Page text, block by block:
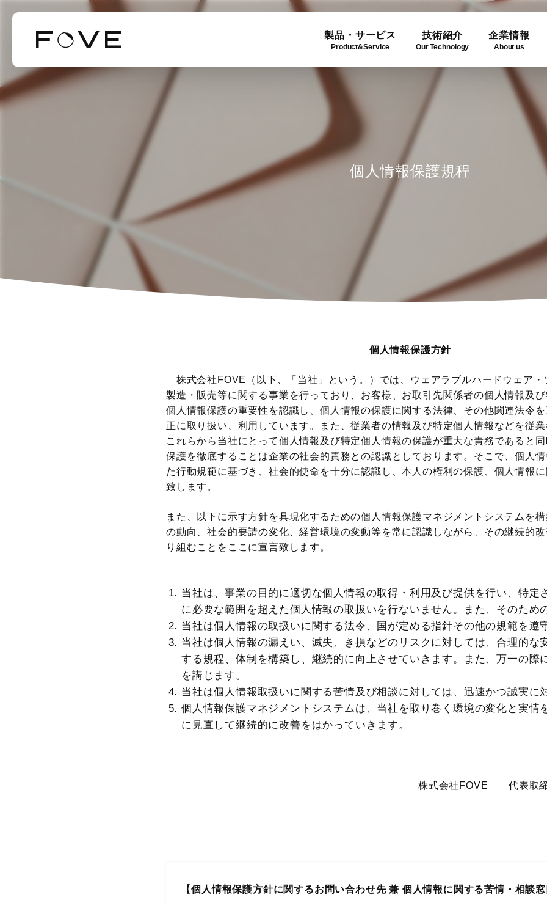
製品・サービス
Product&Service
技術紹介
Our Technology
企業情報
About us
事業紹介
Product Lineup
技術紹介 利用事
ミッション・バリュー 企業概
個人情報保護規程
個人情報保護方針
株式会社FOVE（以下、「当社」という。）では、ウェアラブルハードウェア・
製造・販売等に関する事業を行っており、お客様、お取引先関係者の個人情報及
個人情報保護の重要性を認識し、個人情報の保護に関する法律、その他関連法令
正に取り扱い、 利用しています。また、従業者の情報及び特定個人情報などを従
これらから当社にとって個人情報及び特定個人情報の保護が重大な責務であると
保護を徹底することは企業の社会的責務との認識としております。そこで、個人
た行動規範に基づき、社会的使命を十分に認識し、本人の権利の保護、個人情報
致します。
また、以下に示す方針を具現化するための個人情報保護マネジメントシステムを
の動向、社会的要請の変化、経営環境の変動等を常に認識しながら、その継続的
り組むことをここに宣言致します。
当社は、事業の目的に適切な個人情報の取得・利用及び提供を行い、特定
に必要な範囲を超えた個人情報の取扱いを行ないません。また、そのため
当社は個人情報の取扱いに関する法令、国が定める指針その他の規範を遵
当社は個人情報の漏えい、滅失、き損などのリスクに対しては、合理的な
する規程、体制を構築し、継続的に向上させていきます。また、万一の際
を講じます。
当社は個人情報取扱いに関する苦情及び相談に対しては、迅速かつ誠実に
個人情報保護マネジメントシステムは、当社を取り巻く環境の変化と実情
に見直して継続的に改善をはかっていきます。
株式会社FOVE 代表取
【個人情報保護方針に関するお問い合わせ先 兼 個人情報に関する苦情・相談